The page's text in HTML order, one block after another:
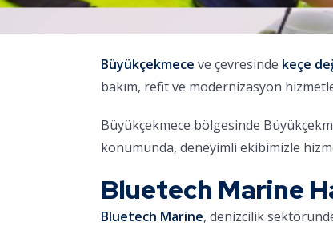
Büyükçekmece ve çevresinde keçe
bakım, refit ve modernizasyon
Büyükçekmece bölgesinde
konumunda, deneyimli ekibimizle
Bluetech Marine
Bluetech Marine, denizcilik